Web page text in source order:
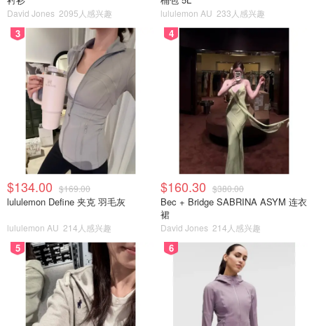
杭州索象营销策划有限公司卢总表示：
优思益实际上是广州
公司生产的产品，我们把它包装成澳洲品牌。定位为澳洲精
准营养，借助抖音和天猫推广，一年销量达260万瓶。
David Jones 2095人感兴趣 lululemon AU 233人感兴趣
3
$134.00 $169.00
lululemon Define 夹克 羽毛灰
lululemon AU 214人感兴趣
4
$160.30 $380.00
Bec + Bridge SABRINA ASYM 连衣
裙
David Jones 214人感兴趣
5 6